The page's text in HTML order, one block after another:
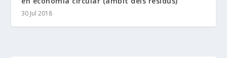
30 Jul 2018